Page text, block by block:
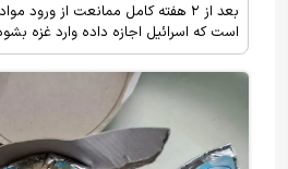
بعد از ۲ هفته کامل ممانعت از ورود
است که اسرائیل اجازه داده وارد غزه